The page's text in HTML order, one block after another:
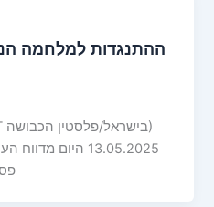
ההתנגדות למלחמה
13.05.2025 היום